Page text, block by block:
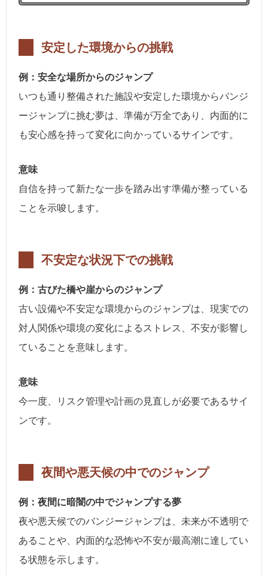
安定した環境からの挑戦
例：安全な場所からのジャンプ
いつも通り整備された施設や安定した環境からバンジ
ージャンプに挑む夢は、準備が万全であり、内面的に
も安心感を持って変化に向かっているサインです。
意味
自信を持って新たな一歩を踏み出す準備が整っている
ことを示唆します。
不安定な状況下での挑戦
例：古びた橋や崖からのジャンプ
古い設備や不安定な環境からのジャンプは、現実での
対人関係や環境の変化によるストレス、不安が影響し
ていることを意味します。
意味
今一度、リスク管理や計画の見直しが必要であるサイ
ンです。
夜間や悪天候の中でのジャンプ
例：夜間に暗闇の中でジャンプする夢
夜や悪天候でのバンジージャンプは、未来が不透明で
あることや、内面的な恐怖や不安が最高潮に達してい
る状態を示します。